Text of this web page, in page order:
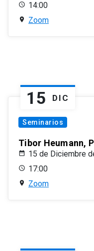
14:00
Zoom
15 DIC
Seminarios
Tibor Heumann,
15 de Diciembre
17:00
Zoom